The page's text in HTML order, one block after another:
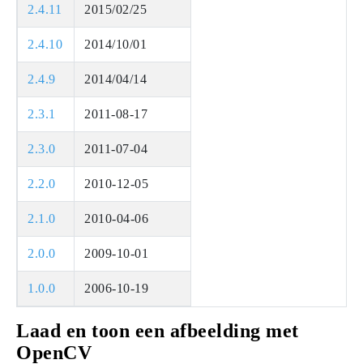
2.4.11 2015/02/25
2.4.10 2014/10/01
2.4.9 2014/04/14
2.3.1 2011-08-17
2.3.0 2011-07-04
2.2.0 2010-12-05
2.1.0 2010-04-06
2.0.0 2009-10-01
1.0.0 2006-10-19
Laad en toon een afbeelding met
OpenCV